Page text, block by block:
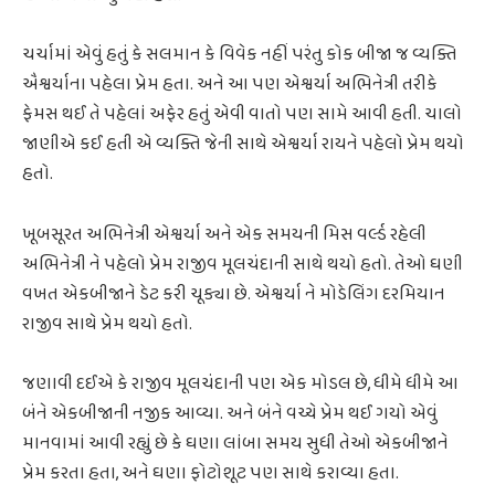
ચર્ચામાં એવું હતું કે સલમાન કે વિવેક નહીં પરંતુ કોક બીજા જ વ્યક્તિ
ઐશ્વર્યાના પહેલા પ્રેમ હતા. અને આ પણ એશ્વર્યા અભિનેત્રી તરીકે
ફેમસ થઈ તે પહેલાં અફેર હતું એવી વાતો પણ સામે આવી હતી. ચાલો
જાણીએ કઈ હતી એ વ્યક્તિ જેની સાથે એશ્વર્યા રાયને પહેલો પ્રેમ થયો
હતો.
ખૂબસૂરત અભિનેત્રી એશ્વર્યા અને એક સમયની મિસ વર્લ્ડ રહેલી
અભિનેત્રી ને પહેલો પ્રેમ રાજીવ મૂલચંદાની સાથે થયો હતો. તેઓ ઘણી
વખત એકબીજાને ડેટ કરી ચૂક્યા છે. એશ્વર્યા ને મોડેલિંગ દરમિયાન
રાજીવ સાથે પ્રેમ થયો હતો.
જણાવી દઈએ કે રાજીવ મૂલચંદાની પણ એક મોડલ છે, ધીમે ધીમે આ
બંને એકબીજાની નજીક આવ્યા. અને બંને વચ્ચે પ્રેમ થઈ ગયો એવું
માનવામાં આવી રહ્યું છે કે ઘણા લાંબા સમય સુધી તેઓ એકબીજાને
પ્રેમ કરતા હતા, અને ઘણા ફોટોશૂટ પણ સાથે કરાવ્યા હતા.